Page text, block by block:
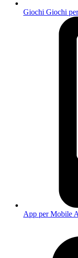
Giochi Giochi
App per Mobile